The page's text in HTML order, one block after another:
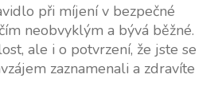
při míjení v bezpečné
neobvyklým a bývá běžné.
ale i o potvrzení, že jste se
zaznamenali a zdravíte